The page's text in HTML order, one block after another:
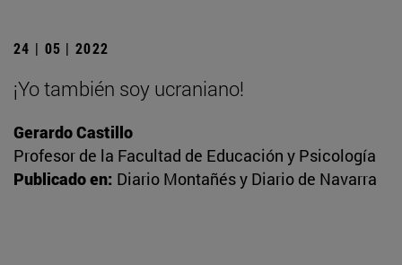
24 | 05 | 2022
¡Yo también soy ucraniano!
Gerardo Castillo
Profesor de la Facultad de Educación y Psicología
Publicado en: Diario Montañés y Diario de Navarra